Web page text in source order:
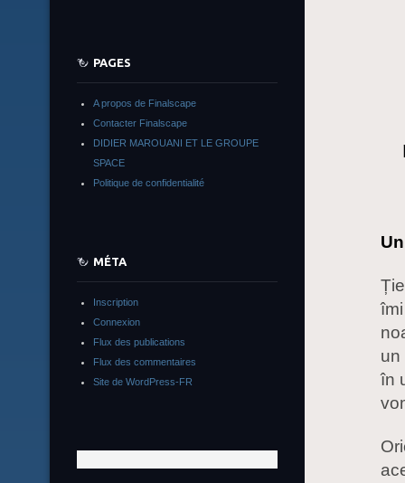
un
în
PAGES
A propos de Finalscape
Contacter Finalscape
DIDIER MAROUANI ET LE GROUPE
SPACE
Politique de confidentialité
MÉTA
Inscription
Connexion
Flux des publications
Flux des commentaires
Site de WordPress-FR